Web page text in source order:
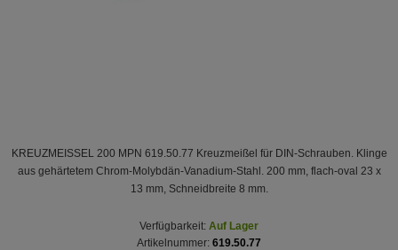
KREUZMEISSEL 200 MPN 619.50.77 Kreuzmeißel für DIN-Schrauben. Klinge
aus gehärtetem Chrom-Molybdän-Vanadium-Stahl. 200 mm, flach-oval 23 x
13 mm, Schneidbreite 8 mm.
Verfügbarkeit: Auf Lager
Artikelnummer: 619.50.77